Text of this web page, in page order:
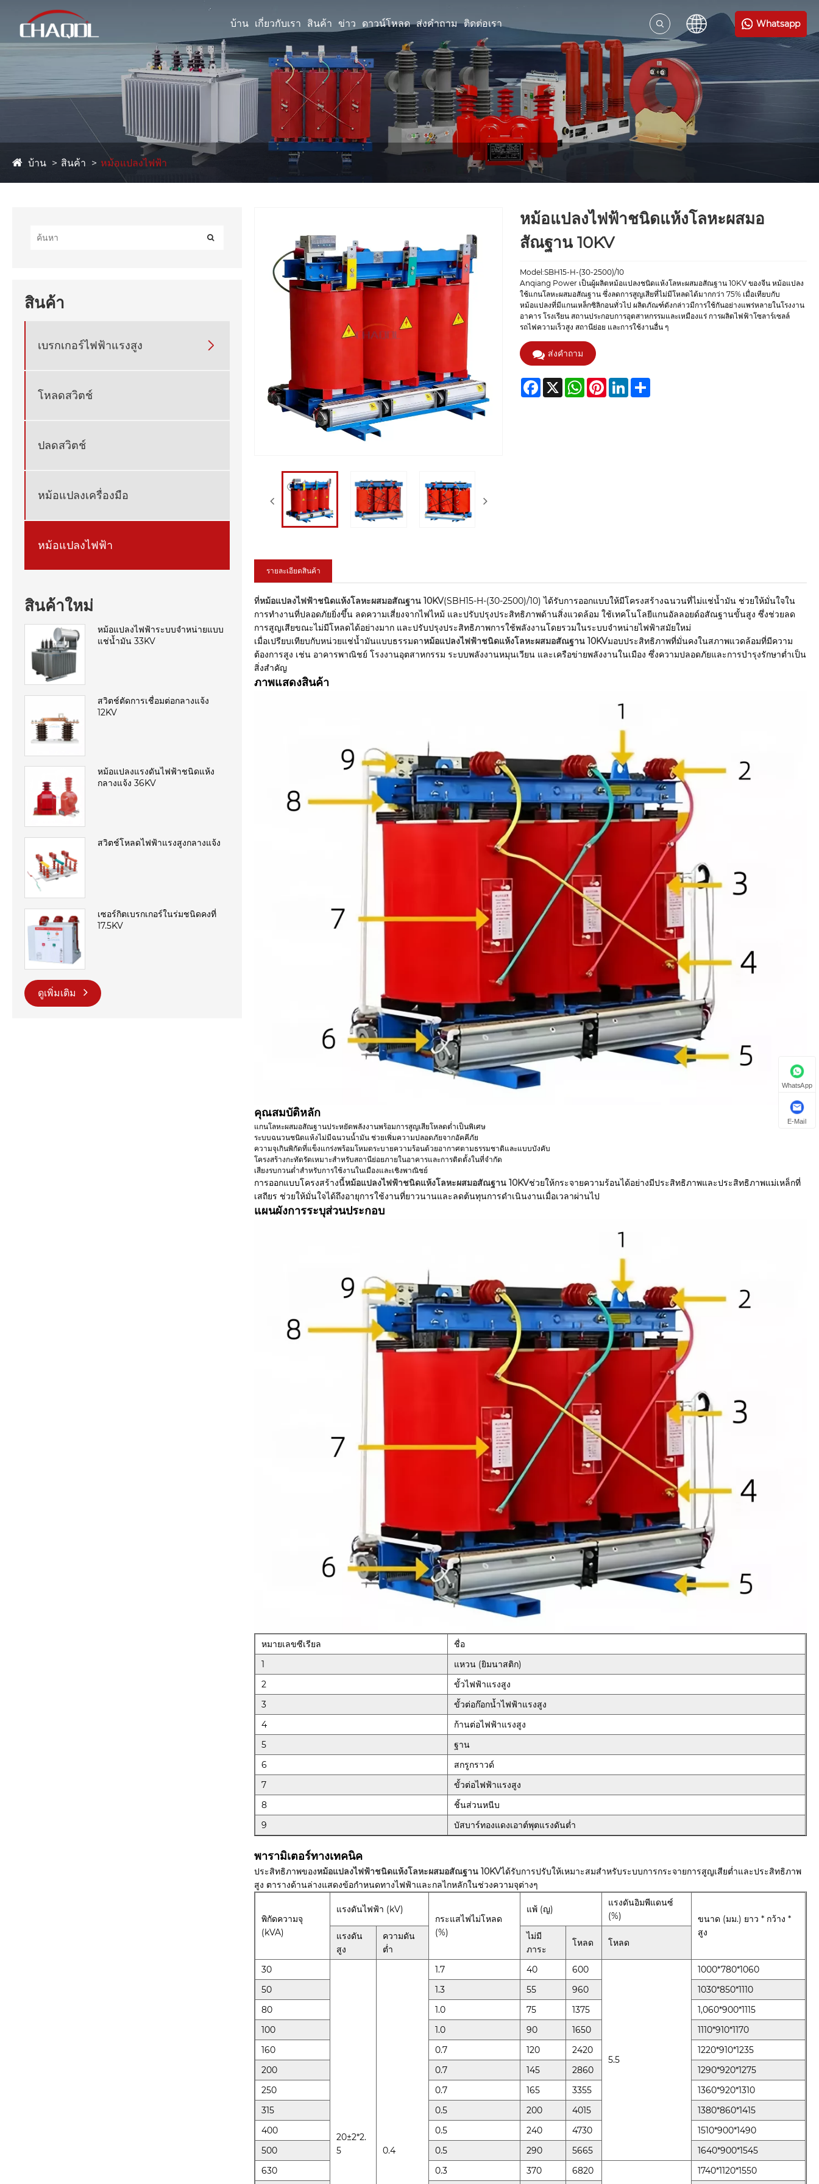
บ้าน เกี่ยวกับเรา สินค้า ข่าว ดาวน์โหลด ส่งคำถาม ติดต่อเรา Whatsapp
บ้าน สินค้า หม้อแปลงไฟฟ้า
สินค้า
เบรกเกอร์ไฟฟ้าแรงสูง 
โหลดสวิตช์
ปลดสวิตช์
หม้อแปลงเครื่องมือ
หม้อแปลงไฟฟ้า
สินค้าใหม่
หม้อแปลงไฟฟ้าระบบจำหน่ายแบบ
แช่น้ำมัน 33KV
สวิตช์ตัดการเชื่อมต่อกลางแจ้ง
12KV
หม้อแปลงแรงดันไฟฟ้าชนิดแห้ง
กลางแจ้ง 36KV
สวิตช์โหลดไฟฟ้าแรงสูงกลางแจ้ง
เซอร์กิตเบรกเกอร์ในร่มชนิดคงที่
17.5KV
ดูเพิ่มเติม
หม้อแปลงไฟฟ้าชนิดแห้งโลหะผสมอ
สัณฐาน 10KV
Model:SBH15-H-(30-2500)/10
Anqiang Power เป็นผู้ผลิตหม้อแปลงชนิดแห้งโลหะผสมอสัณฐาน 10KV ของจีน หม้อแปลง
ใช้แกนโลหะผสมอสัณฐาน ซึ่งลดการสูญเสียที่ไม่มีโหลดได้มากกว่า 75% เมื่อเทียบกับ
หม้อแปลงที่มีแกนเหล็กซิลิกอนทั่วไป ผลิตภัณฑ์ดังกล่าวมีการใช้กันอย่างแพร่หลายในโรงงาน
อาคาร โรงเรียน สถานประกอบการอุตสาหกรรมและเหมืองแร่ การผลิตไฟฟ้าโซลาร์เซลล์
รถไฟความเร็วสูง สถานีย่อย และการใช้งานอื่น ๆ
ส่งคำถาม
Facebook
X WhatsAppPinterestLinkedInShare
รายละเอียดสินค้า
ที่หม้อแปลงไฟฟ้าชนิดแห้งโลหะผสมอสัณฐาน 10KV(SBH15-H-(30-2500)/10) ได้รับการออกแบบให้มีโครงสร้างฉนวนที่ไม่แช่น้ำมัน ช่วยให้มั่นใจใน
การทำงานที่ปลอดภัยยิ่งขึ้น ลดความเสี่ยงจากไฟไหม้ และปรับปรุงประสิทธิภาพด้านสิ่งแวดล้อม ใช้เทคโนโลยีแกนอัลลอยด์อสัณฐานขั้นสูง ซึ่งช่วยลด
การสูญเสียขณะไม่มีโหลดได้อย่างมาก และปรับปรุงประสิทธิภาพการใช้พลังงานโดยรวมในระบบจำหน่ายไฟฟ้าสมัยใหม่
เมื่อเปรียบเทียบกับหน่วยแช่น้ำมันแบบธรรมดาหม้อแปลงไฟฟ้าชนิดแห้งโลหะผสมอสัณฐาน 10KVมอบประสิทธิภาพที่มั่นคงในสภาพแวดล้อมที่มีความ
ต้องการสูง เช่น อาคารพาณิชย์ โรงงานอุตสาหกรรม ระบบพลังงานหมุนเวียน และเครือข่ายพลังงานในเมือง ซึ่งความปลอดภัยและการบำรุงรักษาต่ำเป็น
สิ่งสำคัญ
ภาพแสดงสินค้า
คุณสมบัติหลัก
แกนโลหะผสมอสัณฐานประหยัดพลังงานพร้อมการสูญเสียโหลดต่ำเป็นพิเศษ
ระบบฉนวนชนิดแห้งไม่มีฉนวนน้ำมัน ช่วยเพิ่มความปลอดภัยจากอัคคีภัย
ความจุเกินพิกัดที่แข็งแกร่งพร้อมโหมดระบายความร้อนด้วยอากาศตามธรรมชาติและแบบบังคับ
โครงสร้างกะทัดรัดเหมาะสำหรับสถานีย่อยภายในอาคารและการติดตั้งในที่จำกัด
เสียงรบกวนต่ำสำหรับการใช้งานในเมืองและเชิงพาณิชย์
การออกแบบโครงสร้างนี้หม้อแปลงไฟฟ้าชนิดแห้งโลหะผสมอสัณฐาน 10KVช่วยให้กระจายความร้อนได้อย่างมีประสิทธิภาพและประสิทธิภาพแม่เหล็กที่
เสถียร ช่วยให้มั่นใจได้ถึงอายุการใช้งานที่ยาวนานและลดต้นทุนการดำเนินงานเมื่อเวลาผ่านไป
แผนผังการระบุส่วนประกอบ
หมายเลขซีเรียล
ชื่อ
1
แหวน (ยิมนาสติก)
2
ขั้วไฟฟ้าแรงสูง
3
ขั้วต่อก๊อกน้ำไฟฟ้าแรงสูง
4
ก้านต่อไฟฟ้าแรงสูง
5
ฐาน
6
สกรูกราวด์
7
ขั้วต่อไฟฟ้าแรงสูง
8
ชิ้นส่วนหนีบ
9
บัสบาร์ทองแดงเอาต์พุตแรงดันต่ำ
พารามิเตอร์ทางเทคนิค
ประสิทธิภาพของหม้อแปลงไฟฟ้าชนิดแห้งโลหะผสมอสัณฐาน 10KVได้รับการปรับให้เหมาะสมสำหรับระบบการกระจายการสูญเสียต่ำและประสิทธิภาพ
สูง ตารางด้านล่างแสดงข้อกำหนดทางไฟฟ้าและกลไกหลักในช่วงความจุต่างๆ
พิกัดความจุ
(kVA)
แรงดันไฟฟ้า (kV)
กระแสไฟไม่โหลด
(%)
แพ้ (ญ)
แรงดันอิมพีแดนซ์
(%)
ขนาด (มม.) ยาว * กว้าง *
สูง
แรงดัน
สูง
ความดัน
ต่ำ
ไม่มี
ภาระ
โหลด โหลด
30
20±2*2.
5
0.4
1.7 40 600
5.5
1000*780*1060
50
1.3 55 960
1030*850*1110
80
1.0 75 1375
1,060*900*1115
100
1.0 90 1650
1110*910*1170
160
0.7 120 2420
1220*910*1235
200
0.7 145 2860
1290*920*1275
250
0.7 165 3355
1360*920*1310
315
0.5 200 4015
1380*860*1415
400
0.5 240 4730
1510*900*1490
500
0.5 290 5665
1640*900*1545
630
0.3 370 6820 1740*1120*1550
WhatsApp
E-Mail